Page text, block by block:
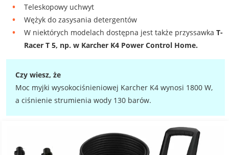
Teleskopowy uchwyt
Wężyk do zasysania detergentów
W niektórych modelach dostępna jest także przyssawka T-
Racer T 5, np. w Karcher K4 Power Control Home.
Czy wiesz, że
Moc myjki wysokociśnieniowej Karcher K4 wynosi 1800 W,
a ciśnienie strumienia wody 130 barów.